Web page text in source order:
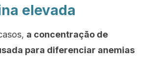
elevada
a concentração de
para diferenciar anemias